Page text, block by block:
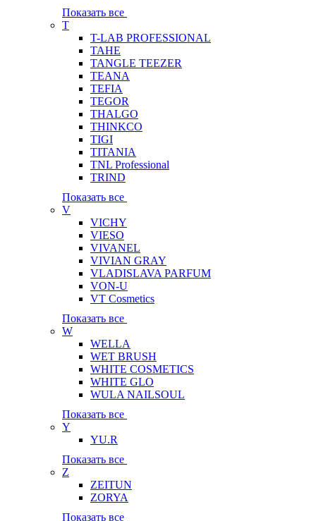
Показать все
T
T-LAB PROFESSIONAL
TAHE
TANGLE TEEZER
TEANA
TEFIA
TEGOR
THALGO
THINKCO
TIGI
TITANIA
TNL Professional
TRIND
Показать все
V
VICHY
VIESO
VIVANEL
VIVIAN GRAY
VLADISLAVA PARFUM
VON-U
VT Cosmetics
Показать все
W
WELLA
WET BRUSH
WHITE COSMETICS
WHITE GLO
WULA NAILSOUL
Показать все
Y
YU.R
Показать все
Z
ZEITUN
ZORYA
Показать все